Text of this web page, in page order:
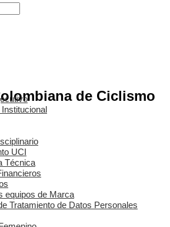
de Ciclismo
UCI
Técnica
equipos de Marca
Tratamiento de Datos Personales